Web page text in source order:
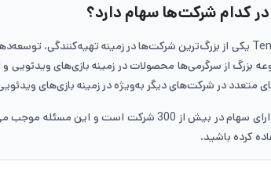
در کدام شرکت‌ها سهام دارد؟
متعدد در شرکت‌های دیگر به‌ویژه در زمینه بازی‌های
کرده باشید.